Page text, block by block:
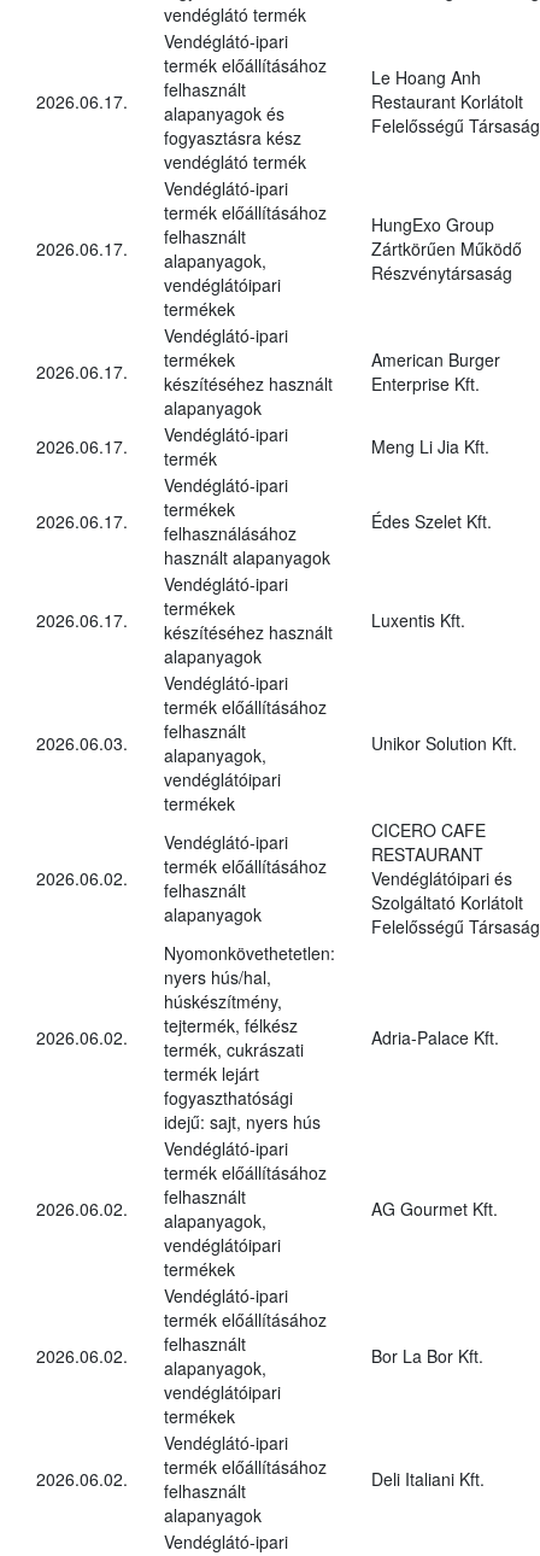
vendéglátó termék
2026.06.17.
Vendéglátó-ipari
termék előállításához
felhasznált
alapanyagok és
fogyasztásra kész
vendéglátó termék
Le Hoang Anh
Restaurant Korlátolt
Felelősségű Társaság
2026.06.17.
Vendéglátó-ipari
termék előállításához
felhasznált
alapanyagok,
vendéglátóipari
termékek
HungExo Group
Zártkörűen Működő
Részvénytársaság
2026.06.17.
Vendéglátó-ipari
termékek
készítéséhez használt
alapanyagok
American Burger
Enterprise Kft.
2026.06.17.
Vendéglátó-ipari
termék
Meng Li Jia Kft.
2026.06.17.
Vendéglátó-ipari
termékek
felhasználásához
használt alapanyagok
Édes Szelet Kft.
2026.06.17.
Vendéglátó-ipari
termékek
készítéséhez használt
alapanyagok
Luxentis Kft.
2026.06.03.
Vendéglátó-ipari
termék előállításához
felhasznált
alapanyagok,
vendéglátóipari
termékek
Unikor Solution Kft.
2026.06.02.
Vendéglátó-ipari
termék előállításához
felhasznált
alapanyagok
CICERO CAFE
RESTAURANT
Vendéglátóipari és
Szolgáltató Korlátolt
Felelősségű Társaság
2026.06.02.
Nyomonkövethetetlen:
nyers hús/hal,
húskészítmény,
tejtermék, félkész
termék, cukrászati
termék lejárt
fogyaszthatósági
idejű: sajt, nyers hús
Adria-Palace Kft.
2026.06.02.
Vendéglátó-ipari
termék előállításához
felhasznált
alapanyagok,
vendéglátóipari
termékek
AG Gourmet Kft.
2026.06.02.
Vendéglátó-ipari
termék előállításához
felhasznált
alapanyagok,
vendéglátóipari
termékek
Bor La Bor Kft.
2026.06.02.
Vendéglátó-ipari
termék előállításához
felhasznált
alapanyagok
Deli Italiani Kft.
Vendéglátó-ipari